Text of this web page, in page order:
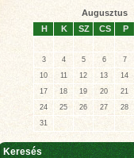
Augusztus
H
K SZ CS P
3
4 5 6 7
10
11 12 13 14
17
18 19 20 21
24
25 26 27 28
31
Keresés